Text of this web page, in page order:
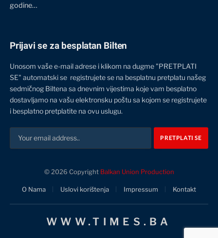
godine…
Prijavi se za besplatan Bilten
Unosom vaše e-mail adrese i klikom na dugme "PRETPLATI
SE" automatski se registrujete se na besplatnu pretplatu našeg
sedmičnog Biltena sa dnevnim vijestima koje vam besplatno
dostavljamo na vašu elektronsku poštu sa kojom se registrujete
i besplatno pretplatite na ovu uslugu.
© 2026 Copyright Balkan Union Production
O Nama Uslovi korištenja Impressum Kontakt
WWW.TIMES.BA